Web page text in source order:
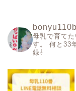
母乳で育て
す。
何と33
録⇩